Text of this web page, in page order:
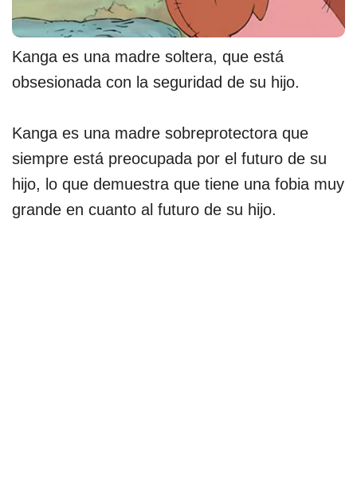
Kanga es una madre soltera, que está
obsesionada con la seguridad de su hijo.
Kanga es una madre sobreprotectora que
siempre está preocupada por el futuro de su
hijo, lo que demuestra que tiene una fobia muy
grande en cuanto al futuro de su hijo.